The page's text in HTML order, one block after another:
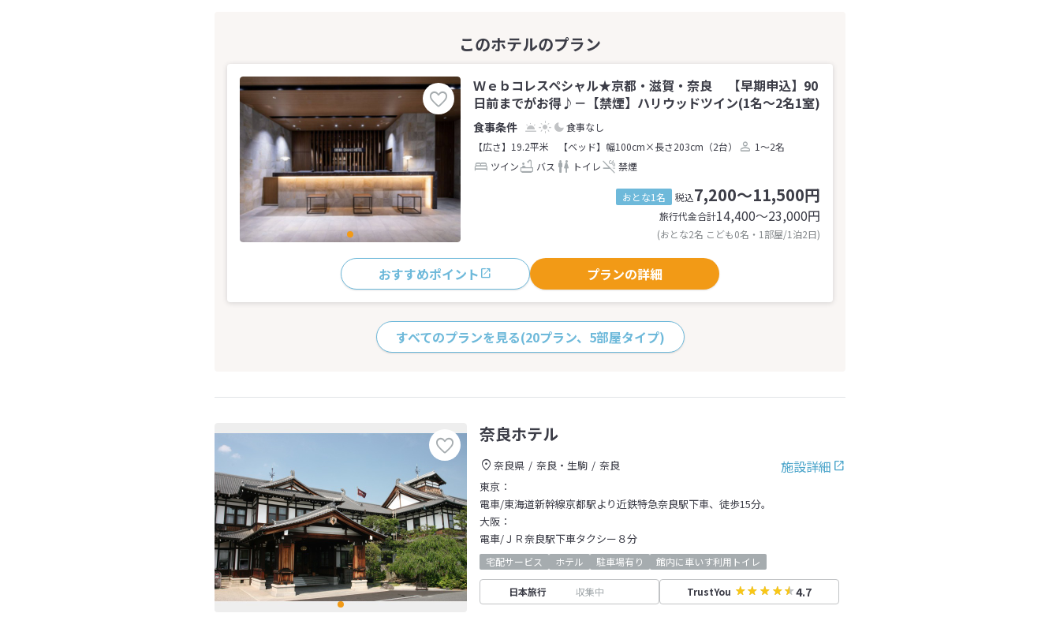
Ｗｅｂコレスペシャル★京都・滋賀・奈良 【早期申込】90
日前までがお得♪－【禁煙】ハリウッドツイン(1名～2名1室)
食事なし
【広さ】19.2平米
【ベッド】幅100cm×長さ203cm（2台）
1～2名
ツイン
バス トイレ 禁煙
おとな1名 税込7,200～11,500円
旅行代金合計14,400〜23,000円
(おとな2名 こども0名・1部屋/1泊2日)
おすすめポイント プランの詳細
すべてのプランを見る(20プラン、5部屋タイプ)
奈良ホテル
施設詳細
奈良県 奈良・生駒
奈良
東京：
電車/東海道新幹線京都駅より近鉄特急奈良駅下車、徒歩15分。
大阪：
電車/ＪＲ奈良駅下車タクシー８分
宅配サービス ホテル 駐車場有り 館内に車いす利用トイレ
日本旅行 収集中 TrustYou 4.7